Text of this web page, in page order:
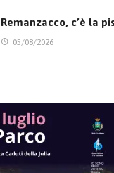
Remanzacco, c’è la
05/08/2026